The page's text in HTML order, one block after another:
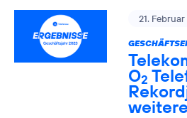
21.
O2